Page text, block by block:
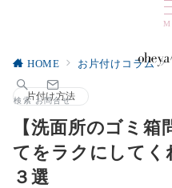
検索 お問合せ
HOME お片付けコラム
片付け方法
【洗面所のゴミ
てをラクにして
３選